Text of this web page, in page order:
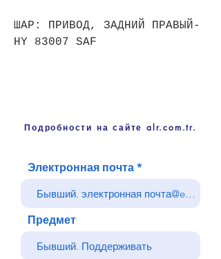
ШАР: ПРИВОД, ЗАДНИЙ ПРАВЫЙ-
HY 83007 SAF
Подробности на сайте alr.com.tr.
Электронная почта
Предмет